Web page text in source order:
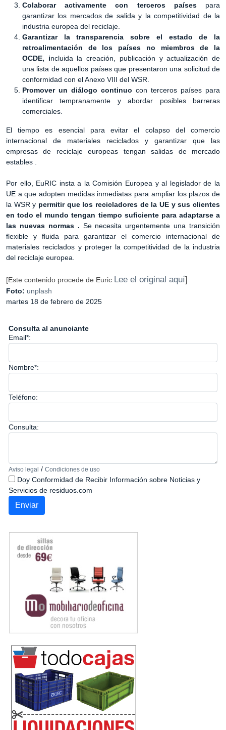
Colaborar activamente con terceros países para
garantizar los mercados de salida y la competitividad de la
industria europea del reciclaje.
Garantizar la transparencia sobre el estado de la
retroalimentación de los países no miembros de la
OCDE, incluida la creación, publicación y actualización de
una lista de aquellos países que presentaron una solicitud de
conformidad con el Anexo VIII del WSR.
Promover un diálogo continuo con terceros países para
identificar tempranamente y abordar posibles barreras
comerciales.
El tiempo es esencial para evitar el colapso del comercio
internacional de materiales reciclados y garantizar que las
empresas de reciclaje europeas tengan salidas de mercado
estables .
Por ello, EuRIC insta a la Comisión Europea y al legislador de la
UE a que adopten medidas inmediatas para ampliar los plazos de
la WSR y permitir que los recicladores de la UE y sus clientes
en todo el mundo tengan tiempo suficiente para adaptarse a
las nuevas normas . Se necesita urgentemente una transición
flexible y fluida para garantizar el comercio internacional de
materiales reciclados y proteger la competitividad de la industria
del reciclaje europea.
[Este contenido procede de Euric Lee el original aquí]
Foto: unplash
martes 18 de febrero de 2025
Consulta al anunciante
Email*:
Nombre*:
Teléfono:
Consulta:
Aviso legal / Condiciones de uso
Doy Conformidad de Recibir Información sobre Noticias y
Servicios de residuos.com